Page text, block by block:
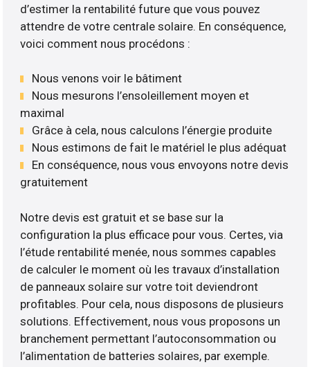
d’estimer la rentabilité future que vous pouvez
attendre de votre centrale solaire. En conséquence,
voici comment nous procédons :
Nous venons voir le bâtiment
Nous mesurons l’ensoleillement moyen et
maximal
Grâce à cela, nous calculons l’énergie produite
Nous estimons de fait le matériel le plus adéquat
En conséquence, nous vous envoyons notre devis
gratuitement
Notre devis est gratuit et se base sur la
configuration la plus efficace pour vous. Certes, via
l’étude rentabilité menée, nous sommes capables
de calculer le moment où les travaux d’installation
de panneaux solaire sur votre toit deviendront
profitables. Pour cela, nous disposons de plusieurs
solutions. Effectivement, nous vous proposons un
branchement permettant l’autoconsommation ou
l’alimentation de batteries solaires, par exemple.